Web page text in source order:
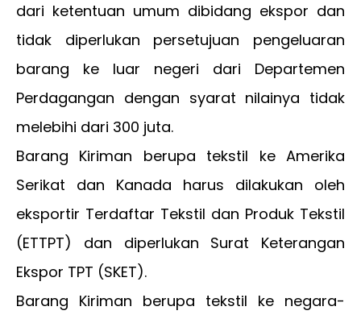
dari ketentuan umum dibidang ekspor dan
tidak diperlukan persetujuan pengeluaran
barang ke luar negeri dari Departemen
Perdagangan dengan syarat nilainya tidak
melebihi dari 300 juta.
Barang Kiriman berupa tekstil ke Amerika
Serikat dan Kanada harus dilakukan oleh
eksportir Terdaftar Tekstil dan Produk Tekstil
(ETTPT) dan diperlukan Surat Keterangan
Ekspor TPT (SKET).
Barang Kiriman berupa tekstil ke negara-